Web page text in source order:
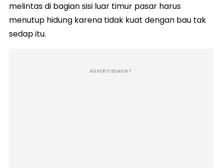
melintas di bagian sisi luar timur pasar harus
menutup hidung karena tidak kuat dengan bau tak
sedap itu.
ADVERTISEMENT